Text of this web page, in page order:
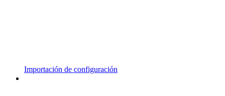
Importación de configuración